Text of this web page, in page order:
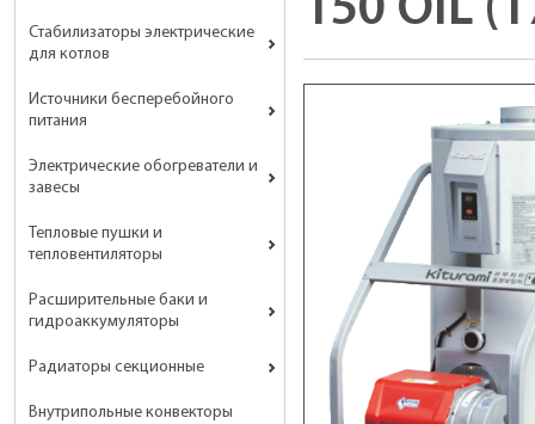
Стабилизаторы электрические
для котлов
Источники бесперебойного
питания
Электрические обогреватели и
завесы
Тепловые пушки и
тепловентиляторы
Расширительные баки и
гидроаккумуляторы
Радиаторы секционные
Внутрипольные конвекторы
150 OIL